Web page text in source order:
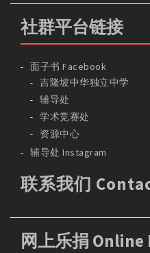
社群平台链接
面子书 Facebook
吉隆坡中华独立中学
辅导处
学术竞赛处
资源中心
辅导处 Instagram
联系我们
网上乐捐 Online